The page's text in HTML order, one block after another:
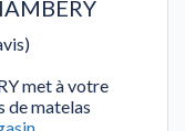
met à votre
de matelas